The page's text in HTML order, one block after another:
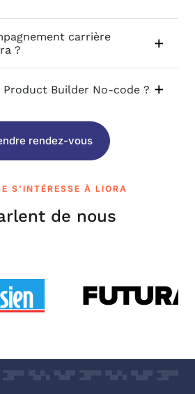
carrière
?
Product Builder No-code ?
rendez-vous
S'INTÉRESSE À LIORA
de nous